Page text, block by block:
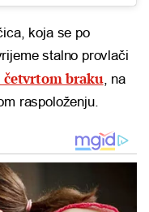
koja se po
stalno provlači
četvrtom braku, na
raspoloženju.